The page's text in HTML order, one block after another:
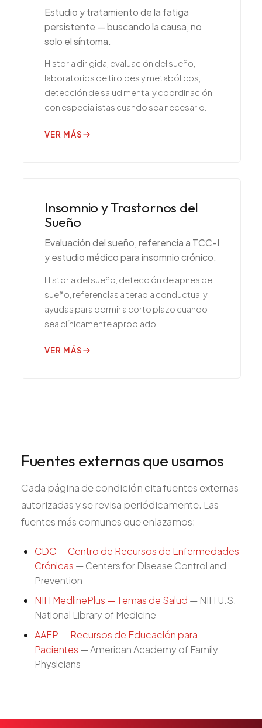
Estudio y tratamiento de la fatiga
persistente — buscando la causa, no
solo el síntoma.
Historia dirigida, evaluación del sueño,
laboratorios de tiroides y metabólicos,
detección de salud mental y coordinación
con especialistas cuando sea necesario.
VER MÁS
Insomnio y Trastornos del
Sueño
Evaluación del sueño, referencia a TCC-I
y estudio médico para insomnio crónico.
Historia del sueño, detección de apnea del
sueño, referencias a terapia conductual y
ayudas para dormir a corto plazo cuando
sea clínicamente apropiado.
VER MÁS
Fuentes externas que usamos
Cada página de condición cita fuentes externas
autorizadas y se revisa periódicamente. Las
fuentes más comunes que enlazamos:
CDC — Centro de Recursos de Enfermedades
Crónicas —Centers for Disease Control and
Prevention
NIH MedlinePlus — Temas de Salud — NIH U.S.
National Library of Medicine
AAFP — Recursos de Educación para
Pacientes —American Academy of Family
Physicians